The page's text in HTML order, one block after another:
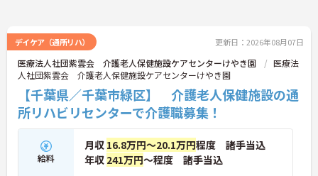
・生活支援から健康管理まで携われます
★地域に根差した歴史ある法人です
・1984年設立の社会福祉法人
・千葉市内で複数施設を運営
・地域の高齢者福祉を支える法人です
デイケア（通所リハ） 更新日：2026年08月07日
医療法人社団紫雲会 介護老人保健施設ケアセンターけやき園
医療法
人社団紫雲会 介護老人保健施設ケアセンターけやき園
【千葉県／千葉市緑区】 介護老人保健施設の通
所リハビリセンターで介護職募集！
給料
月収 16.8万円～20.1万円程度 諸手当込
年収 241万円～程度 諸手当込